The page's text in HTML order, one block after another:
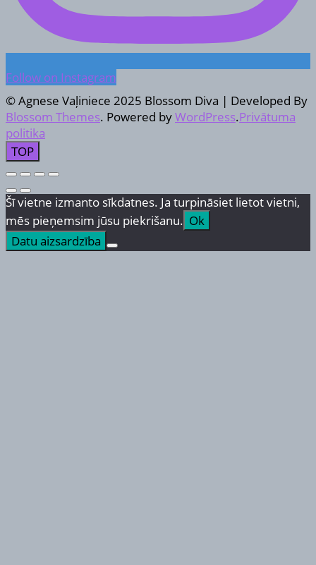
Follow on Instagram
© Agnese Vaļiniece 2025 Blossom Diva | Developed By
Blossom Themes. Powered byWordPress.Privātuma
politika
TOP
Šī vietne izmanto sīkdatnes. Ja turpināsiet lietot vietni,
mēs pieņemsim jūsu piekrišanu. Ok
Datu aizsardzība